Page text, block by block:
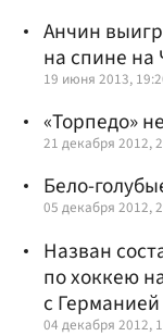
Анчин
на спине на
19 июня 2013,
«Торпедо»
21 декабря 2012,
Бело-
05 декабря 2012,
Назван
по хоккею
с Германией
04 декабря 2012,